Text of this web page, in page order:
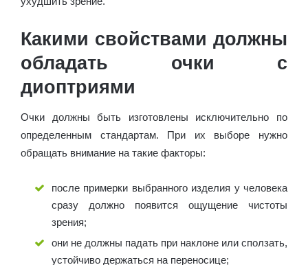
Какими свойствами должны
обладать очки с
диоптриями
Очки должны быть изготовлены исключительно по
определенным стандартам. При их выборе нужно
обращать внимание на такие факторы:
после примерки выбранного изделия у человека
сразу должно появится ощущение чистоты
зрения;
они не должны падать при наклоне или сползать,
устойчиво держаться на переносице;